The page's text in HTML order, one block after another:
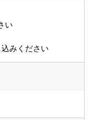
い
みください